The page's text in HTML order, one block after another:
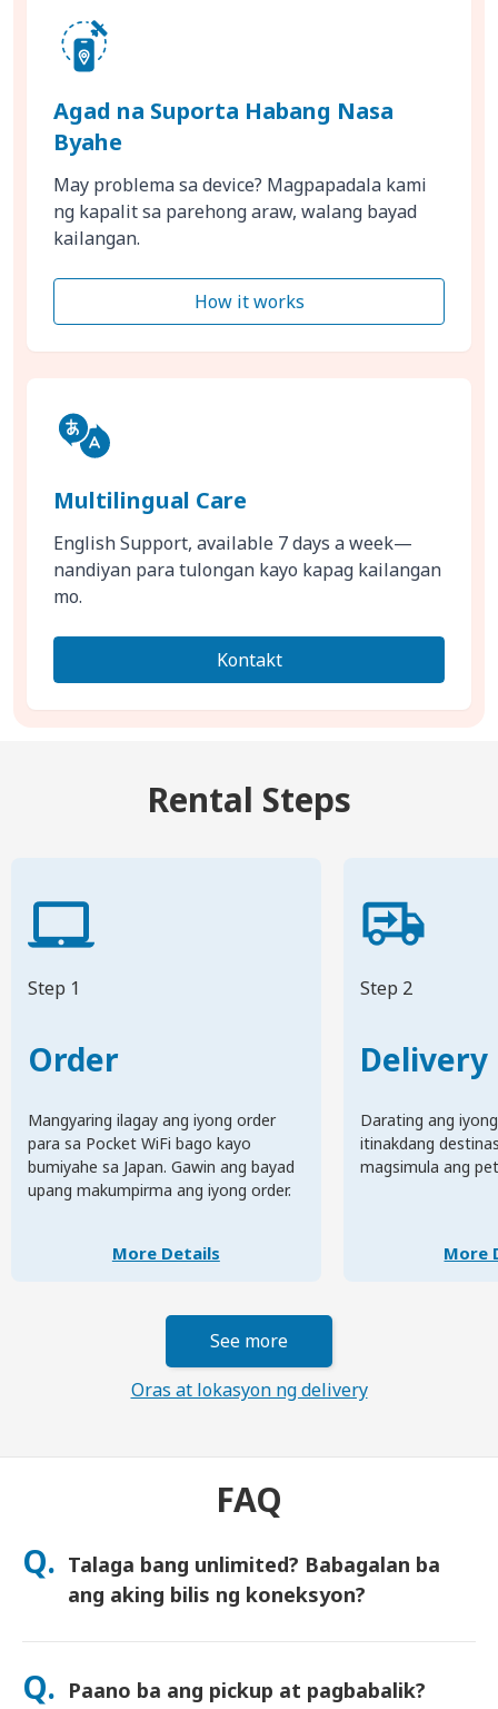
Agad na Suporta Habang Nasa
Byahe
May problema sa device? Magpapadala kami
ng kapalit sa parehong araw, walang bayad
kailangan.
How it works
Multilingual Care
English Support, available 7 days a week—
nandiyan para tulongan kayo kapag kailangan
mo.
Kontakt
Rental Steps
Step 1
Order
Mangyaring ilagay ang iyong order
para sa Pocket WiFi bago kayo
bumiyahe sa Japan. Gawin ang bayad
upang makumpirma ang iyong order.
More Details
Step 2
Delivery
Darating ang
itinakdang
magsimula ang
More
See more
Oras at lokasyon ng delivery
FAQ
Q. Talaga bang unlimited? Babagalan ba
ang aking bilis ng koneksyon?
Oo. itoy tunay na unlimited at hindi namin ipinapatupad ang
ng bilis. Maari mong gamitin ang data nang walang hanggan,
Q. Paano ba ang pickup at pagbabalik?